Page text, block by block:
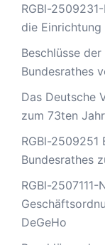
RGBl-
die
Beschlüsse
Bundesrathes
Das Deutsche
zum 73ten
RGBl-2509251
Bundesrathes
RGBl-
DeGeHo